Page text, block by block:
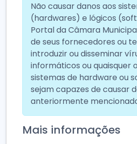
Não causar danos aos
(hardwares) e lógicos
Portal da Câmara
de seus fornecedores ou
introduzir ou disseminar
informáticos ou quaisquer
sistemas de hardware ou
sejam capazes de causar
anteriormente
Mais informações